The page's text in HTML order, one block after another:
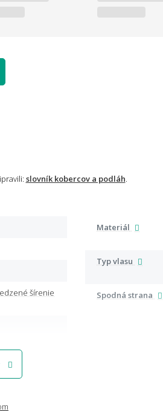
slovník kobercov a podláh
Materiál
Typ vlasu
Spodná strana